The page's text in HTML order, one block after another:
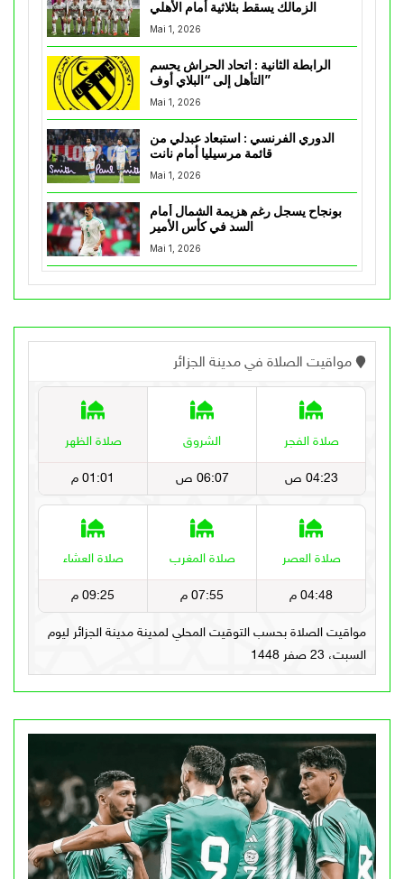
Mai 1, 2026
الرابطة الثانية : اتحاد الحراش يحسم
التأهل إلى “البلاي أوف”
Mai 1, 2026
الدوري الفرنسي : استبعاد عبدلي من
قائمة مرسيليا أمام نانت
Mai 1, 2026
بونجاح يسجل رغم هزيمة الشمال أمام
السد في كأس الأمير
Mai 1, 2026